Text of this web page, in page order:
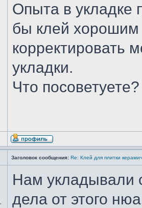
Опыта в укладке
бы клей
корректировать
укладки.
Что посоветуете?
Заголовок сообщения: Re: Клей для плитки
Нам укладывали
дела от этого